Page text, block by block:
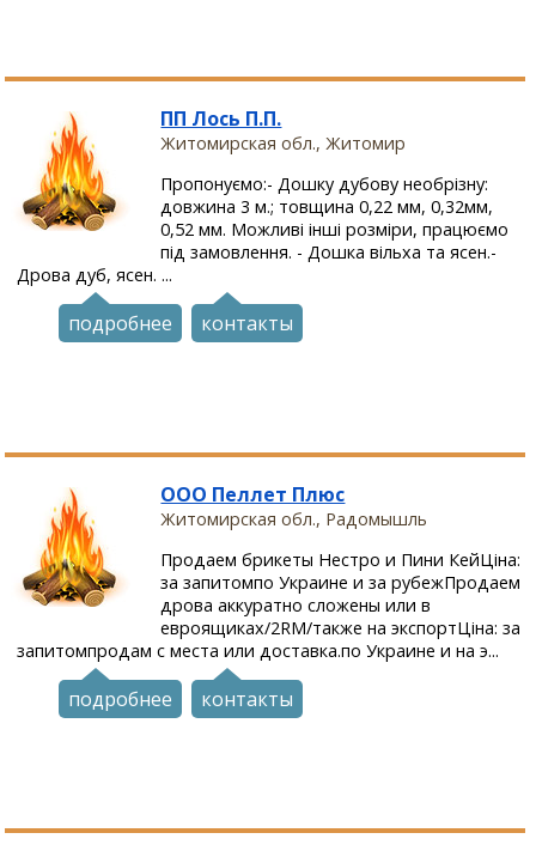
ПП Лось П.П.
Житомирская обл., Житомир
Пропонуємо:- Дошку дубову необрізну:
довжина 3 м.; товщина 0,22 мм, 0,32мм,
0,52 мм. Можливі інші розміри, працюємо
під замовлення. - Дошка вільха та ясен.-
Дрова дуб, ясен. ...
подробнее контакты
ООО Пеллет Плюс
Житомирская обл., Радомышль
Продаем брикеты Нестро и Пини КейЦіна:
за запитомпо Украине и за рубежПродаем
дрова аккуратно сложены или в
евроящиках/2RM/также на экспортЦіна: за
запитомпродам с места или доставка.по Украине и на э...
подробнее контакты